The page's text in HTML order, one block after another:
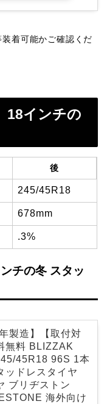
着可能かご確認くだ
18インチの
後
245/45R18
678mm
.3%
チの冬 スタッ
製造】【取付対
無料 BLIZZAK
45R18 96S 1本
ッドレスタイヤ
ブリヂストン
海外向け